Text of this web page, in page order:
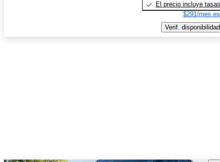
El precio incluye tasas
$291/mes
Verif. disponibilidad